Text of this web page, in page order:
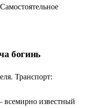
богинь
Транспорт:
известный